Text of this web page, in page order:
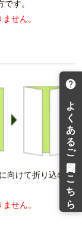
す。
せん。
向けて折り込む折
せん。